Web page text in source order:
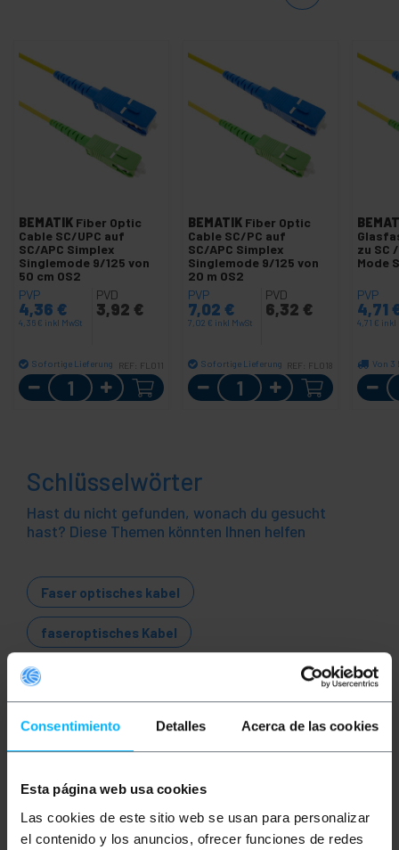
Consentimiento Detalles Acerca de las cookies
Esta página web usa cookies
Las cookies de este sitio web se usan para personalizar
el contenido y los anuncios, ofrecer funciones de redes
BEMATIK Fiber Optic
Cable SC/UPC auf
SC/APC Simplex
Singlemode 9/125 von
50 cm OS2
PVP
4,36 €
4,36 € inkl MwSt
PVD
3,92 €
Sofortige Lieferung REF: FL011
Menge
BEMATIK Fiber Optic
Cable SC/PC auf
SC/APC Simplex
Singlemode 9/125 von
20 m OS2
PVP
7,02 €
7,02 € inkl MwSt
PVD
6,32 €
Sofortige Lieferung REF: FL018
Menge
zu SC
Mode
PVP
4,71
4,71 € inkl
Von 3
Schlüsselwörter
Hast du nicht gefunden, wonach du gesucht
hast? Diese Themen könnten Ihnen helfen
Faser optisches kabel
faseroptisches Kabel
Glasfaserkabel
Netzwerkkabel Ethernet LAN
Patchkabel ftth